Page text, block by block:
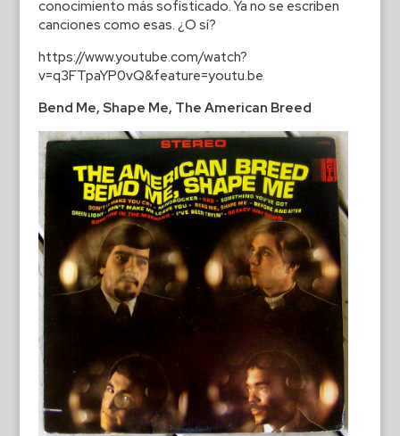
conocimiento más sofisticado. Ya no se escriben
canciones como esas. ¿O sí?
https://www.youtube.com/watch?
v=q3FTpaYP0vQ&feature=youtu.be
Bend Me, Shape Me, The American Breed